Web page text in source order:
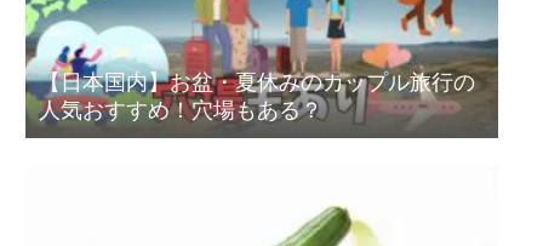
【日本国内】お盆・夏休みのカップル旅行の
人気おすすめ！穴場もある？